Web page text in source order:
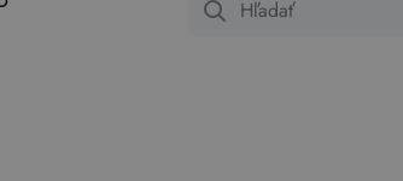
vrátiť oblečenie Ako fungujú rezervácie